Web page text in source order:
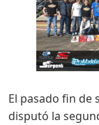
El pasado fin de
disputó la